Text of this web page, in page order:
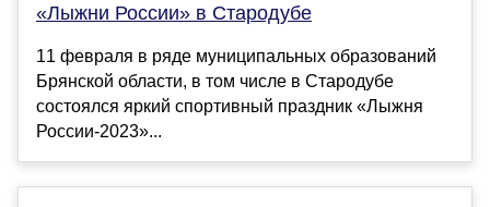
«Лыжни России» в Стародубе
11 февраля в ряде муниципальных образований
Брянской области, в том числе в Стародубе
состоялся яркий спортивный праздник «Лыжня
России-2023»...